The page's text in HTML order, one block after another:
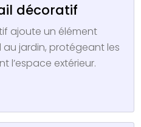
décoratif
ajoute un élément
jardin, protégeant les
l’espace extérieur.